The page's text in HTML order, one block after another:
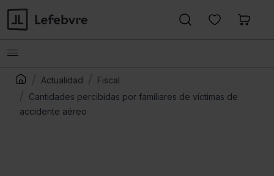
Actualidad
Fiscal
Cantidades percibidas por familiares de víctimas de
accidente aéreo